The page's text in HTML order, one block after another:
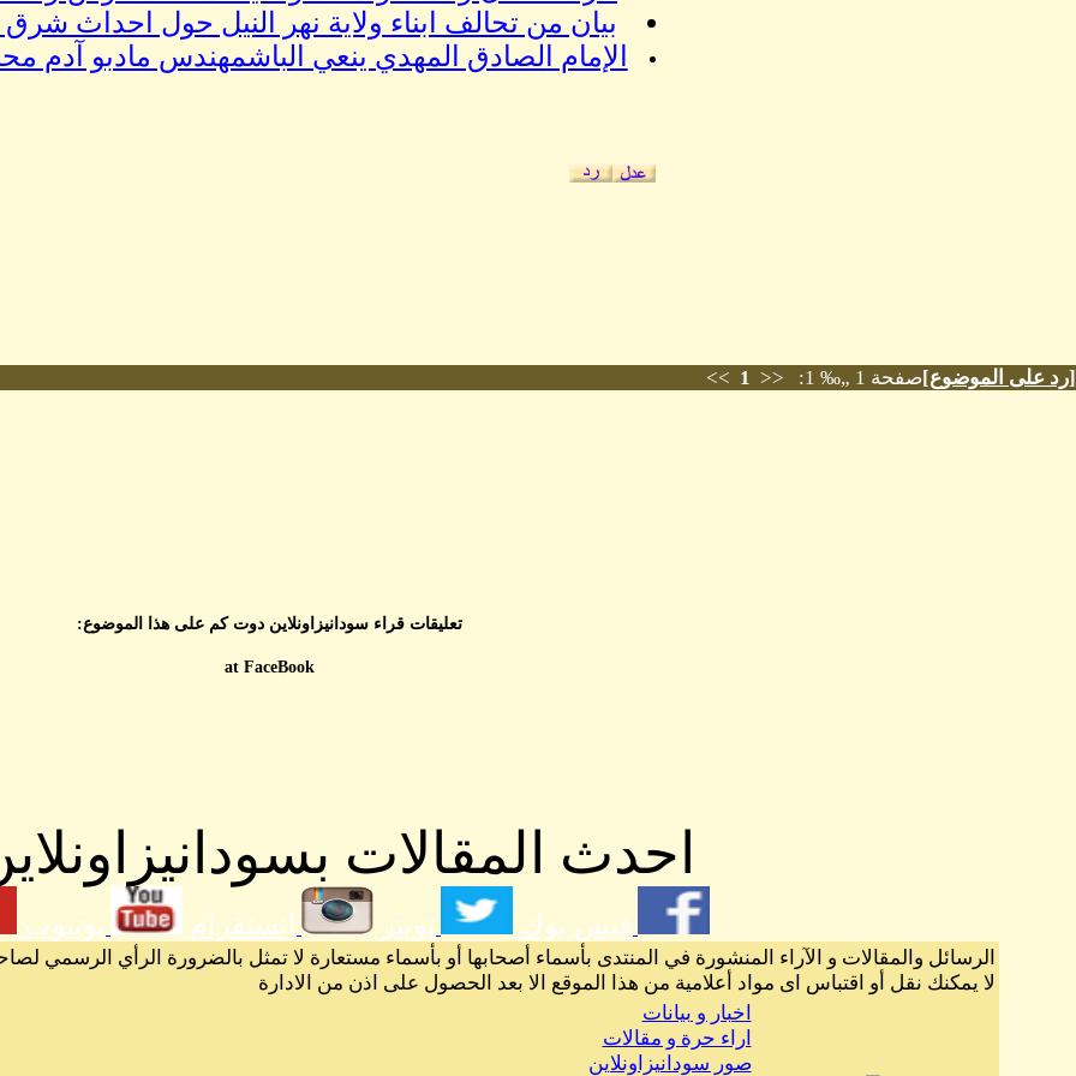
بيان من تحالف ابناء ولاية نهر النيل حول احداث شرق
الإمام الصادق المهدي ينعي الباشمهندس مادبو آدم
[رد على الموضوع]صفحة 1 „‰ 1: << 1
>>
تعليقات قراء سودانيزاونلاين دوت كم على هذا الموضوع:
at FaceBook
احدث المقالات
فيس بوك تويتر انستقرام يوتيوب
الرسائل والمقالات و الآراء المنشورة في المنتدى بأسماء أصحابها أو بأسماء مستعارة لا تمثل بالضرورة الرأي الرسمي
لا يمكنك نقل أو اقتباس اى مواد أعلامية من هذا الموقع الا بعد الحصول على اذن من الادارة
اخبار و بيانات
اراء حرة و مقالات
صور سودانيزاونلاين